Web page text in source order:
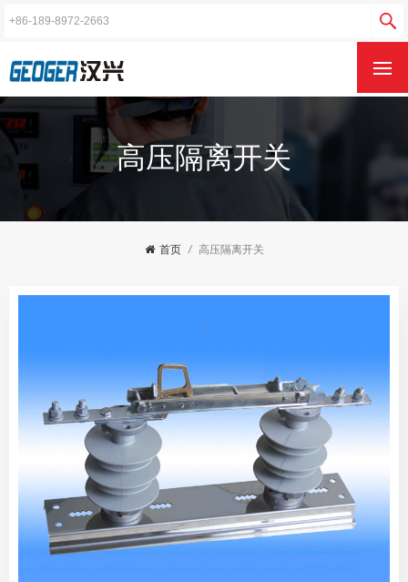
高压隔离开关
首页 / 高压隔离开关